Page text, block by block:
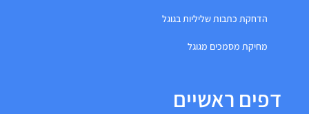
הדחקת כתבות שליליות בגוגל
מחיקת מסמכים מגוגל
דפים ראשיים